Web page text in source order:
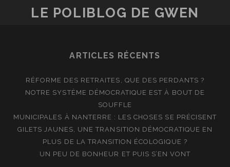
LE POLIBLOG DE GWEN
ARTICLES RÉCENTS
RÉFORME DES RETRAITES, QUE DES PERDANTS ?
NOTRE SYSTÈME DÉMOCRATIQUE EST À BOUT DE
SOUFFLE
MUNICIPALES À NANTERRE : LES CHOSES SE PRÉCISENT
GILETS JAUNES, UNE TRANSITION DÉMOCRATIQUE EN
PLUS DE LA TRANSITION ÉCOLOGIQUE ?
UN PEU DE BONHEUR ET PUIS S’EN VONT